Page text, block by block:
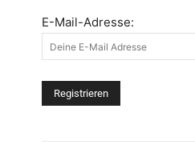
E-Mail-Adresse: